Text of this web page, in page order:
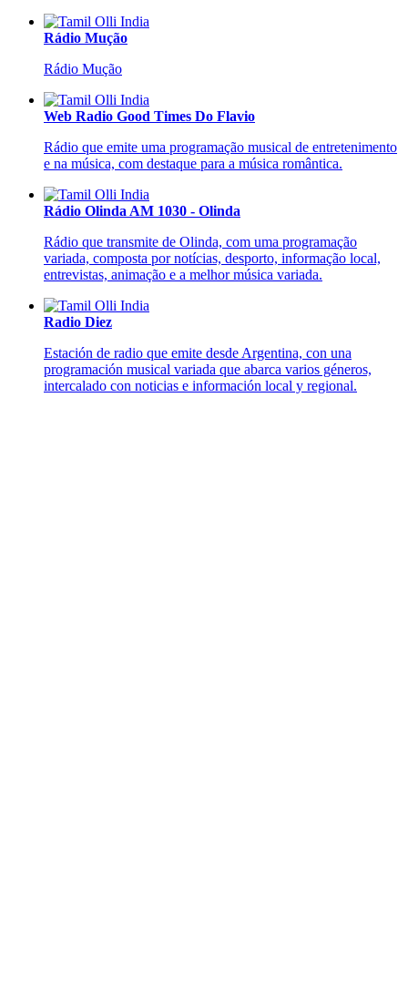
Rádio Mução
Rádio Mução
Web Radio Good Times Do Flavio
Rádio que emite uma programação musical de entretenimento
e na música, com destaque para a música romântica.
Rádio Olinda AM 1030 - Olinda
Rádio que transmite de Olinda, com uma programação
variada, composta por notícias, desporto, informação local,
entrevistas, animação e a melhor música variada.
Radio Diez
Estación de radio que emite desde Argentina, con una
programación musical variada que abarca varios géneros,
intercalado con noticias e información local y regional.